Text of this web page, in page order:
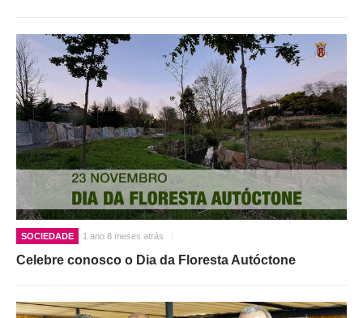
SOCIEDADE 1 ano 8 meses atrás
Celebre conosco o Dia da Floresta Autóctone